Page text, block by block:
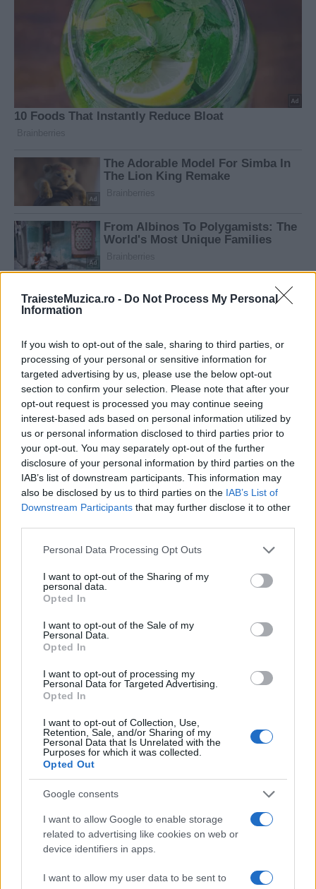
TraiesteMuzica.ro - Do Not Process My Personal
Information
If you wish to opt-out of the sale, sharing to third parties, or
processing of your personal or sensitive information for
targeted advertising by us, please use the below opt-out
section to confirm your selection. Please note that after your
opt-out request is processed you may continue seeing
interest-based ads based on personal information utilized by
us or personal information disclosed to third parties prior to
your opt-out. You may separately opt-out of the further
disclosure of your personal information by third parties on the
IAB’s list of downstream participants. This information may
also be disclosed by us to third parties on the IAB’s List of
Downstream Participants that may further disclose it to other
Please note that this website/app uses one or more Google
not limited to your visit or usage behaviour. You may click to
grant or deny consent to Google and its third-party tags to
use your data for below specified purposes in below Google
consent section.
Personal Data Processing Opt Outs
I want to opt-out of the Sharing of my
personal data.
Opted In
I want to opt-out of the Sale of my
Personal Data.
Opted In
I want to opt-out of processing my
Personal Data for Targeted Advertising.
Opted In
I want to opt-out of Collection, Use,
Retention, Sale, and/or Sharing of my
Personal Data that Is Unrelated with the
Purposes for which it was collected.
Opted Out
Google consents
I want to allow Google to enable storage
related to advertising like cookies on web or
device identifiers in apps.
I want to allow my user data to be sent to